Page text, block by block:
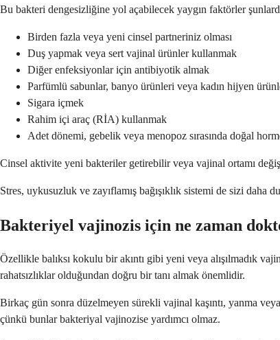
Bu bakteri dengesizliğine yol açabilecek yaygın faktörler
Birden fazla veya yeni cinsel partneriniz olması
Duş yapmak veya sert vajinal ürünler kullanmak
Diğer enfeksiyonlar için antibiyotik almak
Parfümlü sabunlar, banyo ürünleri veya kadın hijyen
Sigara içmek
Rahim içi araç (RİA) kullanmak
Adet dönemi, gebelik veya menopoz sırasında doğal
Cinsel aktivite yeni bakteriler getirebilir veya vajinal ortamı
Stres, uykusuzluk ve zayıflamış bağışıklık sistemi de sizi
Bakteriyel vajinozis için ne zaman
Özellikle balıksı kokulu bir akıntı gibi yeni veya alışılmadık
rahatsızlıklar olduğundan doğru bir tanı almak önemlidir.
Birkaç gün sonra düzelmeyen sürekli vajinal kaşıntı, yanma
çünkü bunlar bakteriyal vajinozise yardımcı olmaz.